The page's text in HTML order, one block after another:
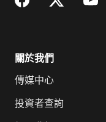
關於我們
傳媒中心
投資者查詢